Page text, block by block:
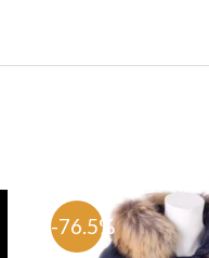
-76.5%